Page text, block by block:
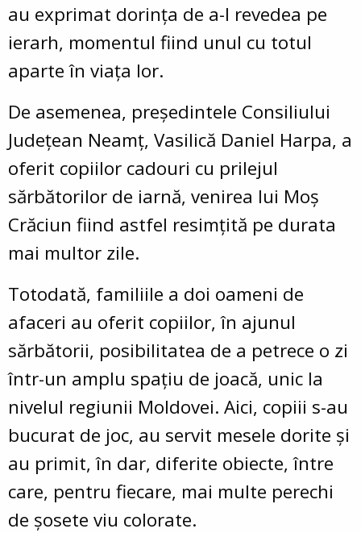
au exprimat dorința de a-l revedea pe
ierarh, momentul fiind unul cu totul
aparte în viața lor.
De asemenea, președintele Consiliului
Județean Neamț, Vasilică Daniel Harpa, a
oferit copiilor cadouri cu prilejul
sărbătorilor de iarnă, venirea lui Moș
Crăciun fiind astfel resimțită pe durata
mai multor zile.
Totodată, familiile a doi oameni de
afaceri au oferit copiilor, în ajunul
sărbătorii, posibilitatea de a petrece o zi
într-un amplu spațiu de joacă, unic la
nivelul regiunii Moldovei. Aici, copiii s-au
bucurat de joc, au servit mesele dorite și
au primit, în dar, diferite obiecte, între
care, pentru fiecare, mai multe perechi
de șosete viu colorate.